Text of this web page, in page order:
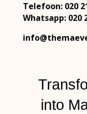
Telefoon: 020
Whatsapp: 020
into